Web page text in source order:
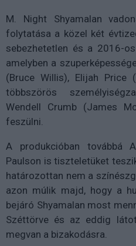
M. Night Shyamalan
folytatása a közel két
sebezhetetlen és a 2016-
amelyben a
(Bruce Willis), Elijah Price
többszörös
Wendell Crumb (James
feszülni.
A produkcióban továbbá
Paulson is tiszteletüket
határozottan nem a
azon múlik majd, hogy a
bejáró Shyamalan most
Széttörve és az eddig
megvan a bizakodásra.